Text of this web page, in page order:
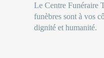
Le Centre Funéraire
funèbres sont à vos
dignité et humanité.